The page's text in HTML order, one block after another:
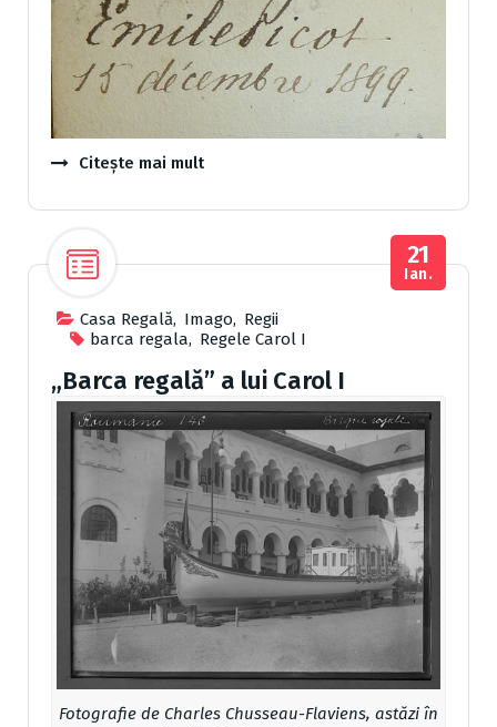
Citește mai mult
Casa Regală, Imago, Regii
barca regala, Regele Carol I
21
Ian.
„Barca regală” a lui Carol I
Fotografie de Charles Chusseau-Flaviens, astăzi în